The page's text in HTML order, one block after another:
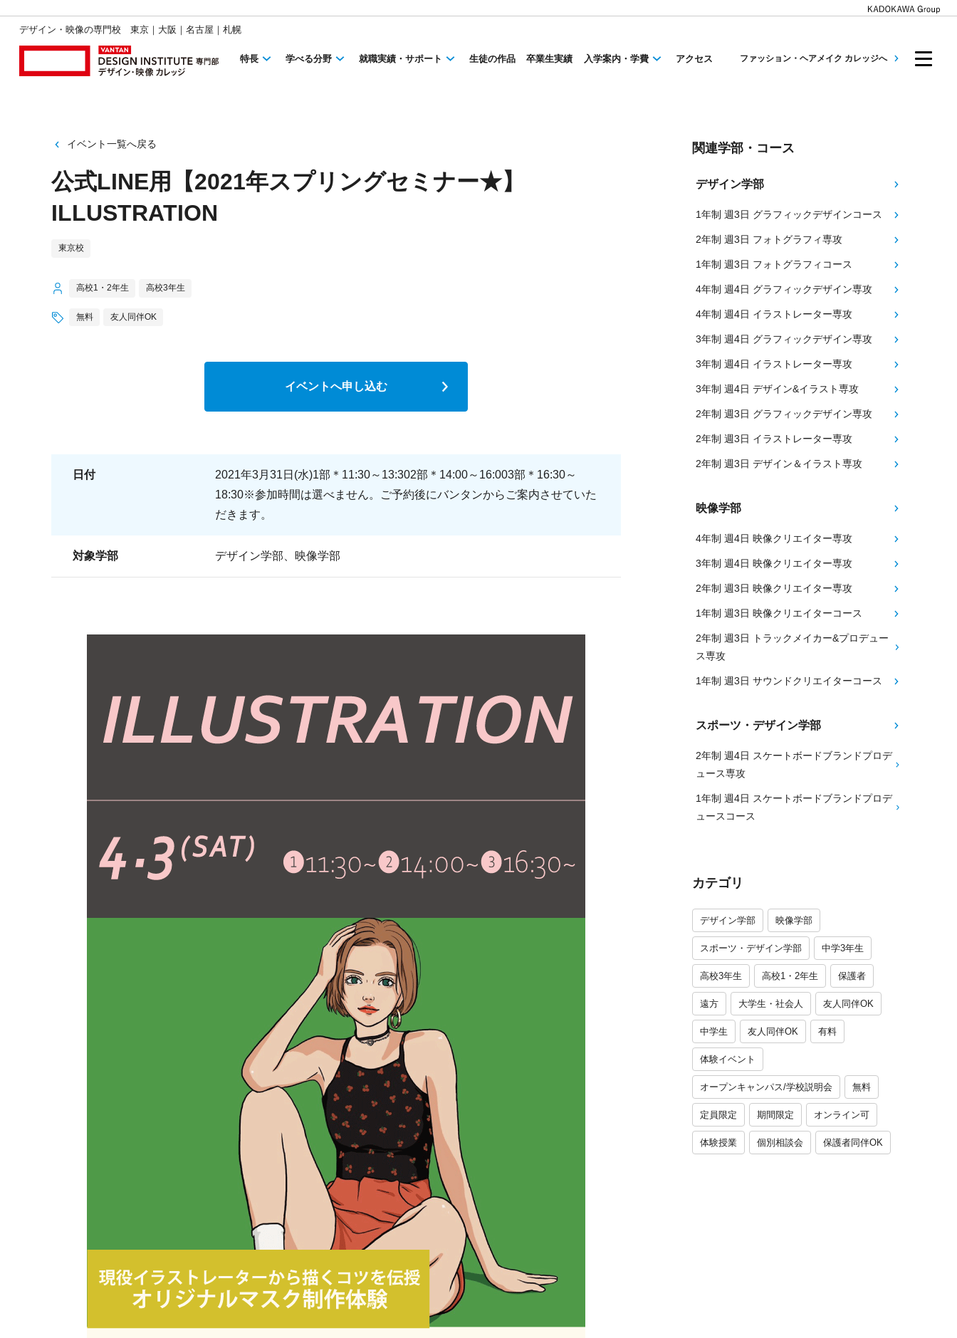
デザイン・映像の専門校 東京｜大阪｜名古屋｜札幌
特長 学べる分野 就職実績・サポート 生徒の作品 卒業生実績 入学案内・学費 アクセス ファッション・ヘアメイク カレッジへ
イベント一覧へ戻る
公式LINE用【2021年スプリングセミナー★】
ILLUSTRATION
東京校
高校1・2年生 高校3年生
無料 友人同伴OK
イベントへ申し込む
日付
2021年3月31日(水)1部＊11:30～13:302部＊14:00～16:003部＊16:30～
18:30※参加時間は選べません。ご予約後にバンタンからご案内させていた
だきます。
対象学部 デザイン学部、映像学部
関連学部・コース
デザイン学部
1年制 週3日 グラフィックデザインコース
2年制 週3日 フォトグラフィ専攻
1年制 週3日 フォトグラフィコース
4年制 週4日 グラフィックデザイン専攻
4年制 週4日 イラストレーター専攻
3年制 週4日 グラフィックデザイン専攻
3年制 週4日 イラストレーター専攻
3年制 週4日 デザイン&イラスト専攻
2年制 週3日 グラフィックデザイン専攻
2年制 週3日 イラストレーター専攻
2年制 週3日 デザイン＆イラスト専攻
映像学部
4年制 週4日 映像クリエイター専攻
3年制 週4日 映像クリエイター専攻
2年制 週3日 映像クリエイター専攻
1年制 週3日 映像クリエイターコース
2年制 週3日 トラックメイカー&プロデュー
ス専攻
1年制 週3日 サウンドクリエイターコース
スポーツ・デザイン学部
2年制 週4日 スケートボードブランドプロデ
ュース専攻
1年制 週4日 スケートボードブランドプロデ
ュースコース
カテゴリ
デザイン学部 映像学部
スポーツ・デザイン学部 中学3年生
高校3年生 高校1・2年生 保護者
遠方 大学生・社会人 友人同伴OK
中学生 友人同伴OK 有料
体験イベント
オープンキャンパス/学校説明会 無料
定員限定 期間限定 オンライン可
体験授業 個別相談会 保護者同伴OK